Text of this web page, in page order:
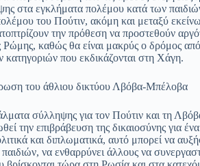
στα εγκλήματα πολέμου κατά των
του Πούτιν, ακόμη και μεταξύ
την πρόθεση να προστεθούν
καθώς θα είναι μακρύς ο δρόμος
που εκδικάζονται στη Χάγη.
του άθλιου δικτύου Λβόβα-Μπέλοβα
σύλληψης για τον Πούτιν και τη
την επιβράβευση της δικαιοσύνης για
και διπλωματικά, αυτό μπορεί να
να ενθαρρύνει άλλους να